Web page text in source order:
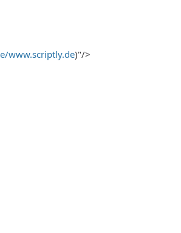
www.scriptly.de)"/>